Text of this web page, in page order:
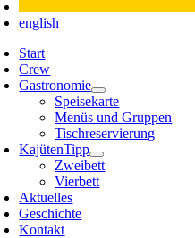
english
Start
Crew
Gastronomie
Speisekarte
Menüs und Gruppen
Tischreservierung
KajütenTipp
Zweibett
Vierbett
Aktuelles
Geschichte
Kontakt